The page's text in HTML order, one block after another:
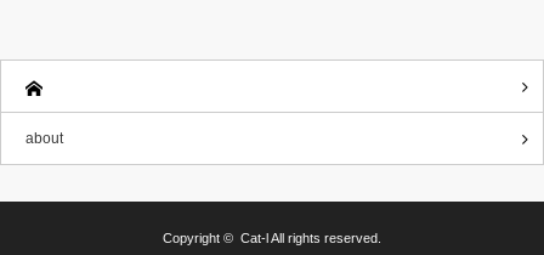
about
Copyright © Cat-lAll rights reserved.